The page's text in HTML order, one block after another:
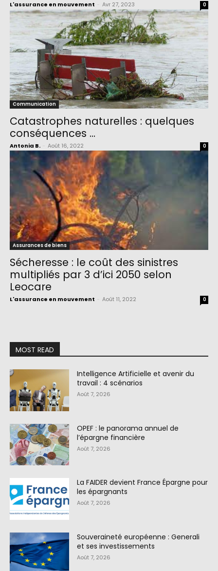
L'assurance en mouvement Avr 27, 2023 0
Communication
Catastrophes naturelles : quelques
conséquences …
Antonia B. Août 16, 2022 0
Assurances de biens
Sécheresse : le coût des sinistres
multipliés par 3 d’ici 2050 selon
Leocare
L'assurance en mouvement Août 11, 2022 0
MOST READ
Intelligence Artificielle et avenir du
travail : 4 scénarios
Août 7, 2026
OPEF : le panorama annuel de
l’épargne financière
Août 7, 2026
La FAIDER devient France Épargne pour
les épargnants
Août 7, 2026
Souveraineté européenne : Generali
et ses investissements
Août 7, 2026